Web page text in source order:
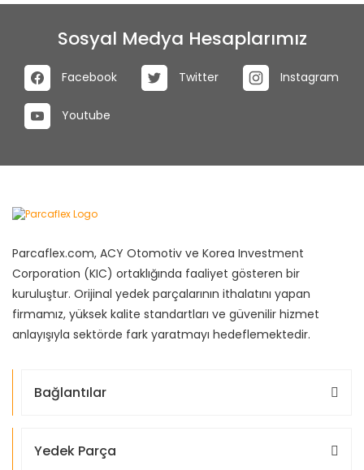
Sosyal Medya Hesaplarımız
Facebook Twitter Instagram
Youtube
Parcaflex.com, ACY Otomotiv ve Korea Investment
Corporation (KIC) ortaklığında faaliyet gösteren bir
kuruluştur. Orijinal yedek parçalarının ithalatını yapan
firmamız, yüksek kalite standartları ve güvenilir hizmet
anlayışıyla sektörde fark yaratmayı hedeflemektedir.
Bağlantılar
Yedek Parça